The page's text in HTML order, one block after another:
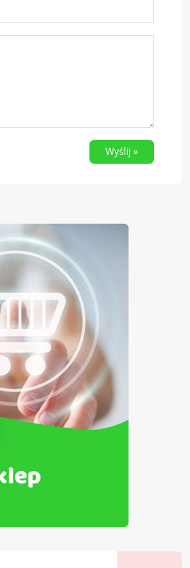
Wyślij »